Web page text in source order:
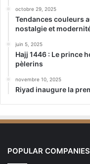
octobre 29, 2025
Tendances couleurs
nostalgie et
juin 5, 2025
Hajj 1446 : Le prince
pèlerins
novembre 10, 2025
Riyad inaugure la
POPULAR COMPANIES